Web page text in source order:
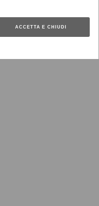
ACCETTA E CHIUDI